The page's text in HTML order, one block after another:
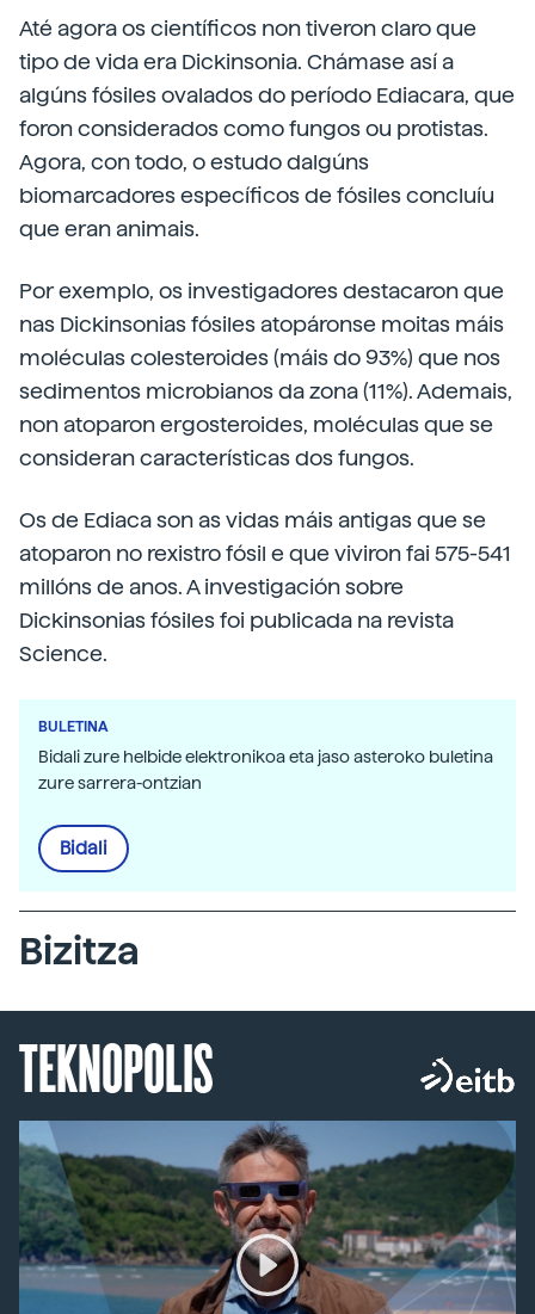
Até agora os científicos non tiveron claro que
tipo de vida era Dickinsonia. Chámase así a
algúns fósiles ovalados do período Ediacara, que
foron considerados como fungos ou protistas.
Agora, con todo, o estudo dalgúns
biomarcadores específicos de fósiles concluíu
que eran animais.
Por exemplo, os investigadores destacaron que
nas Dickinsonias fósiles atopáronse moitas máis
moléculas colesteroides (máis do 93%) que nos
sedimentos microbianos da zona (11%). Ademais,
non atoparon ergosteroides, moléculas que se
consideran características dos fungos.
Os de Ediaca son as vidas máis antigas que se
atoparon no rexistro fósil e que viviron fai 575-541
millóns de anos. A investigación sobre
Dickinsonias fósiles foi publicada na revista
Science.
BULETINA
Bidali zure helbide elektronikoa eta jaso asteroko buletina
zure sarrera-ontzian
Bidali
Bizitza
TEKNOPOLIS